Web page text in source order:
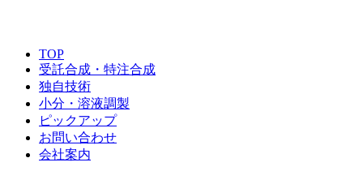
TOP
受託合成・特注合成
独自技術
小分・溶液調製
ピックアップ
お問い合わせ
会社案内